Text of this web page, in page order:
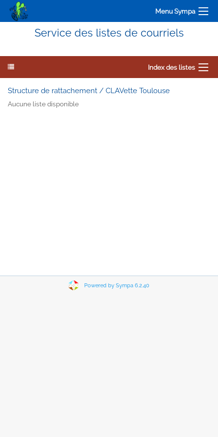
Menu Sympa
Service des listes de courriels
Index des listes
Structure de rattachement / CLAVette Toulouse
Aucune liste disponible
Powered by Sympa 6.2.40